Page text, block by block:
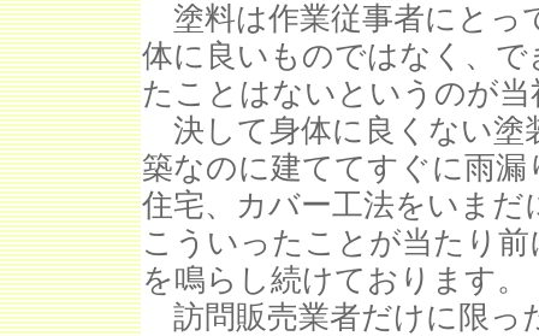
塗料は作業従事者にとっ
体に良いものではなく、
たことはないというのが
決して身体に良くない塗
築なのに建ててすぐに雨
住宅、カバー工法をいまだ
こういったことが当たり
を鳴らし続けております。
訪問販売業者だけに限っ